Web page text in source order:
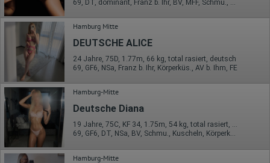
Hamburg Mitte
DEUTSCHE ALICE
24 Jahre, 75D, 1.77m, 66 kg, total rasiert, deutsch
69, GF6, NSa, Franz b. Ihr, Körperküs., AV b. Ihm, FE
Hamburg-Mitte
Deutsche Diana
19 Jahre, 75C, KF 34, 1.75m, 54 kg, total rasiert, deutsch
69, GF6, DT, NSa, BV, Schmu., Kuscheln, Körperküs.
Hamburg-Mitte